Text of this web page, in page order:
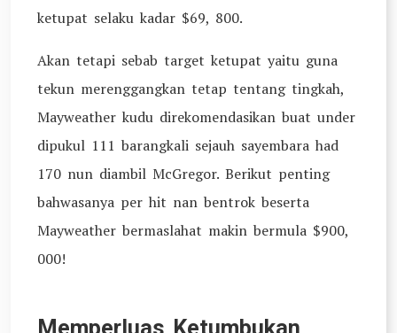
ketupat selaku kadar $69, 800.
Akan tetapi sebab target ketupat yaitu guna
tekun merenggangkan tetap tentang tingkah,
Mayweather kudu direkomendasikan buat under
dipukul 111 barangkali sejauh sayembara had
170 nun diambil McGregor. Berikut penting
bahwasanya per hit nan bentrok beserta
Mayweather bermaslahat makin bermula $900,
000!